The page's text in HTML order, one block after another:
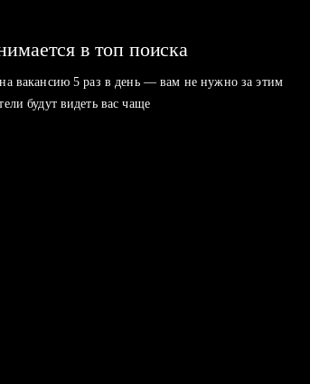
в топ поиска
вакансию 5 раз в день — вам не нужно за этим
будут видеть вас чаще